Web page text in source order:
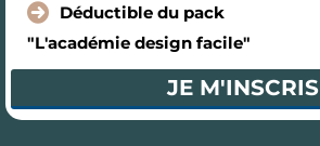
Déductible du pack
"L'académie design facile"
JE M'INSCRIS